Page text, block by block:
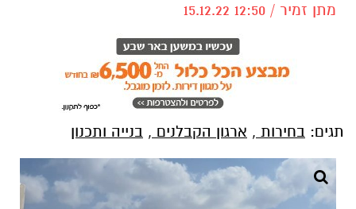
מתן זמיר / 12:50 15.12.22
ארגון הקבלנים, בנייה ותכנון